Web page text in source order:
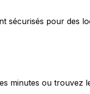
sécurisés pour des
minutes ou trouvez